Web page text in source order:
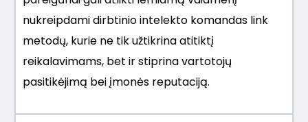
nukreipdami dirbtinio intelekto komandas link
metodų, kurie ne tik užtikrina atitiktį
reikalavimams, bet ir stiprina vartotojų
pasitikėjimą bei įmonės reputaciją.